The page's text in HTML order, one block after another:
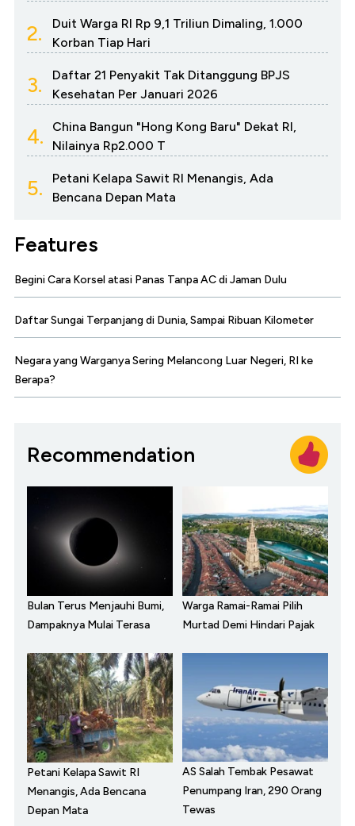
2.
Duit Warga RI Rp 9,1 Triliun Dimaling, 1.000
Korban Tiap Hari
3.
Daftar 21 Penyakit Tak Ditanggung BPJS
Kesehatan Per Januari 2026
4.
China Bangun "Hong Kong Baru" Dekat RI,
Nilainya Rp2.000 T
5.
Petani Kelapa Sawit RI Menangis, Ada
Bencana Depan Mata
Features
Begini Cara Korsel atasi Panas Tanpa AC di Jaman Dulu
Daftar Sungai Terpanjang di Dunia, Sampai Ribuan Kilometer
Negara yang Warganya Sering Melancong Luar Negeri, RI ke
Berapa?
Recommendation
Bulan Terus Menjauhi Bumi,
Dampaknya Mulai Terasa
Warga Ramai-Ramai Pilih
Murtad Demi Hindari Pajak
Petani Kelapa Sawit RI
Menangis, Ada Bencana
Depan Mata
AS Salah Tembak Pesawat
Penumpang Iran, 290 Orang
Tewas